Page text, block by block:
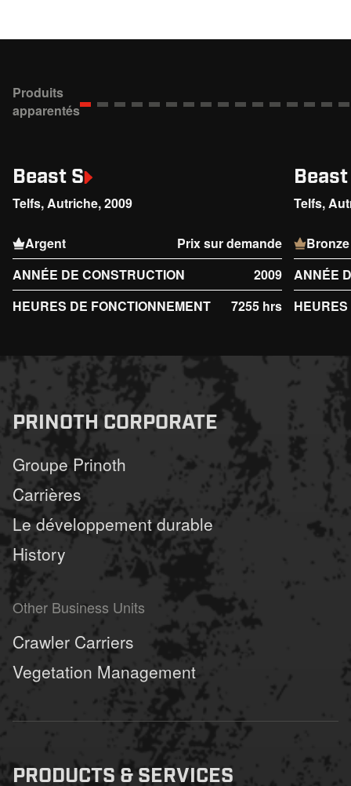
Produits
apparentés
Beast S
Telfs, Autriche, 2009
Argent
Prix sur demande
ANNÉE DE CONSTRUCTION
2009
HEURES DE FONCTIONNEMENT
7255 hrs
Beast
Telfs,
Bronze
ANNÉE
PRINOTH CORPORATE
Groupe Prinoth
Carrières
Le développement durable
History
Other Business Units
Crawler Carriers
Vegetation Management
PRODUCTS & SERVICES